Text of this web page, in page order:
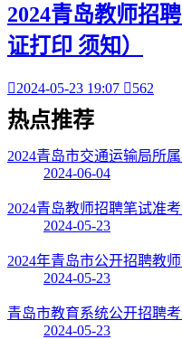
2024青岛教师招
证打印 须知）
2024-05-23 19:07 562
热点推荐
2024青岛市交通运输局所
2024-06-04
2024青岛教师招聘笔试准
2024-05-23
2024年青岛市公开招聘教
2024-05-23
青岛市教育系统公开招聘
2024-05-23